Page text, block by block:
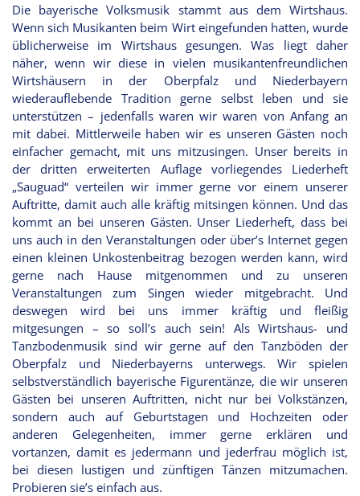
Die bayerische Volksmusik stammt aus dem Wirtshaus.
Wenn sich Musikanten beim Wirt eingefunden hatten, wurde
üblicherweise im Wirtshaus gesungen. Was liegt daher
näher, wenn wir diese in vielen musikantenfreundlichen
Wirtshäusern in der Oberpfalz und Niederbayern
wiederauflebende Tradition gerne selbst leben und sie
unterstützen – jedenfalls waren wir waren von Anfang an
mit dabei. Mittlerweile haben wir es unseren Gästen noch
einfacher gemacht, mit uns mitzusingen. Unser bereits in
der dritten erweiterten Auflage vorliegendes Liederheft
„Sauguad“ verteilen wir immer gerne vor einem unserer
Auftritte, damit auch alle kräftig mitsingen können. Und das
kommt an bei unseren Gästen. Unser Liederheft, dass bei
uns auch in den Veranstaltungen oder über’s Internet gegen
einen kleinen Unkostenbeitrag bezogen werden kann, wird
gerne nach Hause mitgenommen und zu unseren
Veranstaltungen zum Singen wieder mitgebracht. Und
deswegen wird bei uns immer kräftig und fleißig
mitgesungen – so soll’s auch sein! Als Wirtshaus- und
Tanzbodenmusik sind wir gerne auf den Tanzböden der
Oberpfalz und Niederbayerns unterwegs. Wir spielen
selbstverständlich bayerische Figurentänze, die wir unseren
Gästen bei unseren Auftritten, nicht nur bei Volkstänzen,
sondern auch auf Geburtstagen und Hochzeiten oder
anderen Gelegenheiten, immer gerne erklären und
vortanzen, damit es jedermann und jederfrau möglich ist,
bei diesen lustigen und zünftigen Tänzen mitzumachen.
Probieren sie’s einfach aus.